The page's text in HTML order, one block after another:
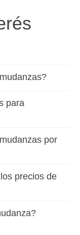
para
por
precios de